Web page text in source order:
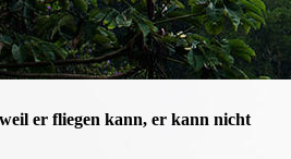
er fliegen kann, er kann nicht